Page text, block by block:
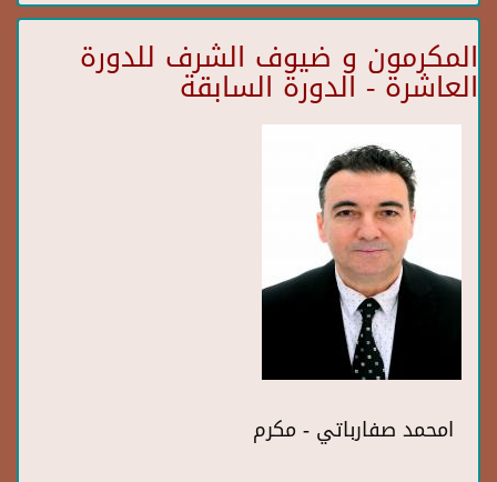
المكرمون و ضيوف الشرف للدورة
العاشرة - الدورة السابقة
امحمد صفارباتي - مكرم